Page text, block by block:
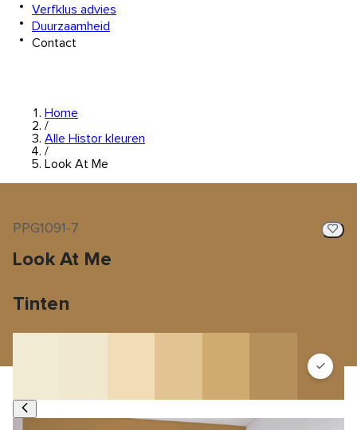
Verfklus advies
Duurzaamheid
Contact
Home
/
Alle Histor kleuren
/
Look At Me
PPG1091-7
Look At Me
Tinten